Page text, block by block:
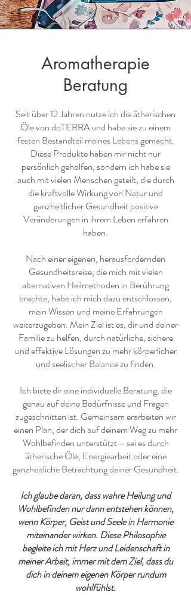
Aromatherapie
Beratung
Seit über 12 Jahren nutze ich die ätherischen
Öle von doTERRA und habe sie zu einem
festen Bestandteil meines Lebens gemacht.
Diese Produkte haben mir nicht nur
persönlich geholfen, sondern ich habe sie
auch mit vielen Menschen geteilt, die durch
die kraftvolle Wirkung von Natur und
ganzheitlicher Gesundheit positive
Veränderungen in ihrem Leben erfahren
haben.
Nach einer eigenen, herausfordernden
Gesundheitsreise, die mich mit vielen
alternativen Heilmethoden in Berührung
brachte, habe ich mich dazu entschlossen,
mein Wissen und meine Erfahrungen
weiterzugeben. Mein Ziel ist es, dir und deiner
Familie zu helfen, durch natürliche, sichere
und effektive Lösungen zu mehr körperlicher
und seelischer Balance zu finden.
Ich biete dir eine individuelle Beratung, die
genau auf deine Bedürfnisse und Fragen
zugeschnitten ist. Gemeinsam erarbeiten wir
einen Plan, der dich auf deinem Weg zu mehr
Wohlbefinden unterstützt – sei es durch
ätherische Öle, Energiearbeit oder eine
ganzheitliche Betrachtung deiner Gesundheit.
Ich glaube daran, dass wahre Heilung und
Wohlbefinden nur dann entstehen können,
wenn Körper, Geist und Seele in Harmonie
miteinander wirken. Diese Philosophie
begleite ich mit Herz und Leidenschaft in
meiner Arbeit, immer mit dem Ziel, dass du
dich in deinem eigenen Körper rundum
wohlfühlst.